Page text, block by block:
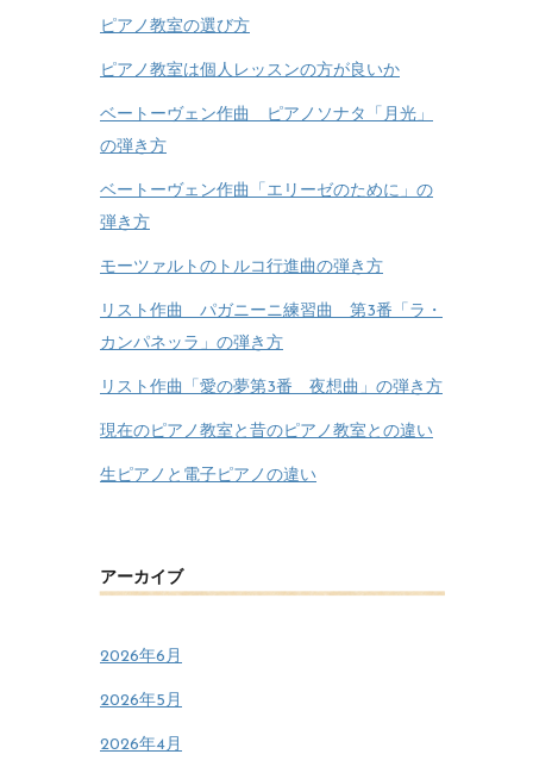
ピアノ教室の選び方
ピアノ教室は個人レッスンの方が良いか
ベートーヴェン作曲 ピアノソナタ「月光」
の弾き方
ベートーヴェン作曲「エリーゼのために」の
弾き方
モーツァルトのトルコ行進曲の弾き方
リスト作曲 パガニーニ練習曲 第3番「ラ・
カンパネッラ」の弾き方
リスト作曲「愛の夢第3番 夜想曲」の弾き方
現在のピアノ教室と昔のピアノ教室との違い
生ピアノと電子ピアノの違い
アーカイブ
2026年6月
2026年5月
2026年4月